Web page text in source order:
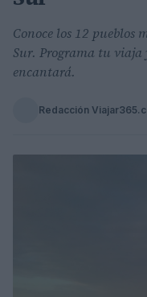
Conoce los 12 pueblos
Sur. Programa tu viaja
encantará.
Redacción